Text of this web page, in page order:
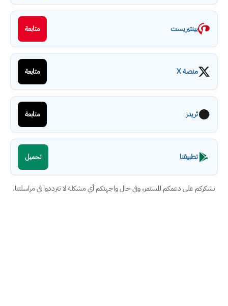
بينتيريست متابعة
منصة X متابعة
ثريدز متابعة
تطبيقنا تحميل
نشكركم على دعمكم المستمر، وفي حال واجهتكم أي مشكلة لا تترددوا في مراسلتنا.